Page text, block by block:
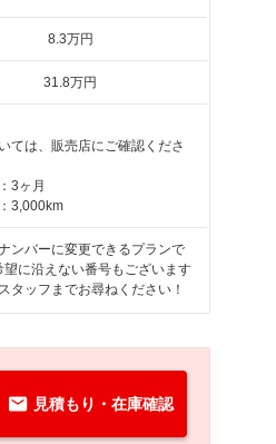
8.3万円
31.8万円
ては、販売店にご確認くださ
3ヶ月
3,000km
ンバーに変更できるプランで
に沿えない番号もございます
タッフまでお尋ねください！
見積もり・在庫確認